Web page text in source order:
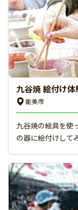
九谷焼 絵付け体
能美市
九谷焼の絵具を使
の器に絵付けして